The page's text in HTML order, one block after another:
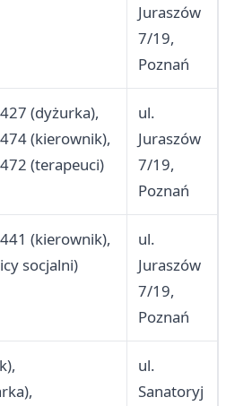
Juraszów
7/19,
Poznań
(dyżurka),
(kierownik),
(terapeuci)
ul.
Juraszów
7/19,
Poznań
(kierownik),
socjalni)
ul.
Juraszów
7/19,
Poznań
ul.
Sanatoryj